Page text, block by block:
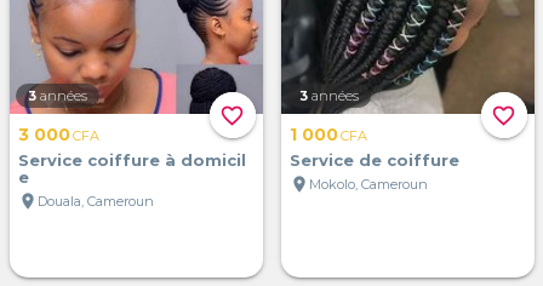
favorite_border
3 années
3 000CFA
Service coiffure à domicil
e
location_on Douala, Cameroun
favorite_border
3 années
1 000CFA
Service de coiffure
location_on Mokolo, Cameroun